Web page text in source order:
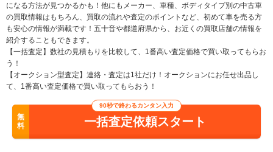
になる方法が見つかるかも！他にもメーカー、車種、ボディタイプ別の中古車
の買取情報はもちろん、買取の流れや査定のポイントなど、初めて車を売る方
も安心の情報が満載です！五十音や都道府県から、お近くの買取店舗の情報を
紹介することもできます。
【一括査定】数社の見積もりを比較して、1番高い査定価格で買い取ってもらお
う！
【オークション型査定】連絡・査定は1社だけ！オークションにお任せ出品し
て、1番高い査定価格で買い取ってもらおう！
無
料
90秒で終わるカンタン入力
一括査定依頼スタート